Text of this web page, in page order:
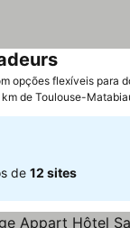
opções flexíveis para
de Toulouse-
de 12 sites